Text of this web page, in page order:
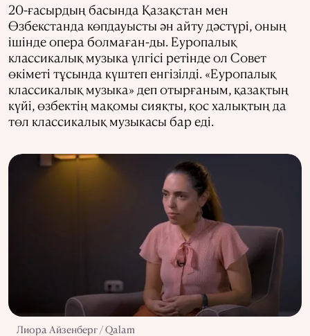
20-ғасырдың басында Қазақстан мен
Өзбекстанда көпдауысты ән айту дәстүрі, оның
ішінде опера болмаған-ды. Еуропалық
классикалық музыка үлгісі ретінде ол Совет
өкіметі тұсында күштеп енгізілді. «Еуропалық
классикалық музыка» деп отырғаным, қазақтың
күйі, өзбектің мақомы сияқты, қос халықтың да
төл классикалық музыкасы бар еді.
Лиора Айзенберг / Qalam